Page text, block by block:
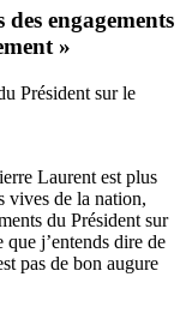
engagements
»
Président sur le
Laurent est plus
vives de la nation,
du Président sur
j’entends dire de
pas de bon augure